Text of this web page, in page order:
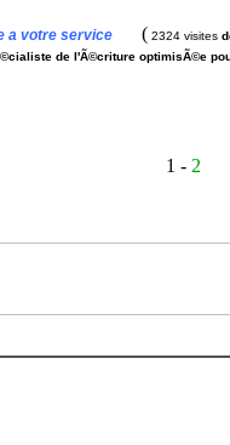
a votre service ( 2324 visites
de l'Ã©criture optimisÃ©e
1 - 2